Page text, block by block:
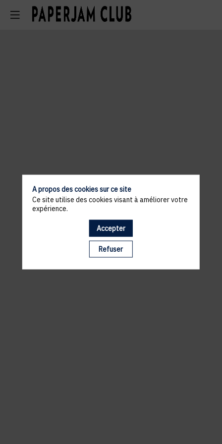
Il manque du contenu : rafraichissez votre navigateur
A propos des cookies sur ce site
Ce site utilise des cookies visant à améliorer votre
expérience.
Accepter
Refuser